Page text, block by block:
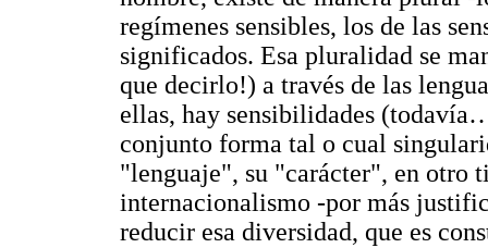
regímenes sensibles, los de las
significados. Esa pluralidad se
que decirlo!) a través de las
ellas, hay sensibilidades
conjunto forma tal o cual
"lenguaje", su "carácter", en otro
internacionalismo -por más
reducir esa diversidad, que es